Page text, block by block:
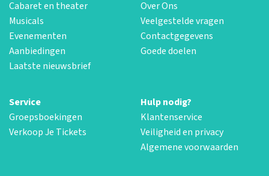
Cabaret en theater
Musicals
Evenementen
Aanbiedingen
Laatste nieuwsbrief
Over Ons
Veelgestelde vragen
Contactgegevens
Goede doelen
Service
Groepsboekingen
Verkoop Je Tickets
Hulp nodig?
Klantenservice
Veiligheid en privacy
Algemene voorwaarden